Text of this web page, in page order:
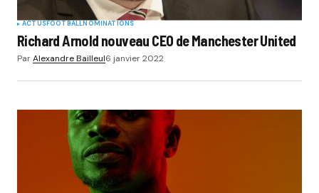
ACTUSFOOTBALLNOMINATIONS
Richard Arnold nouveau CEO de Manchester United
ParAlexandre Bailleul6 janvier 2022